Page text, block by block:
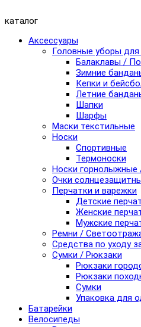
каталог
Аксессуары
Головные уборы
Балаклавы /
Зимние
Кепки и
Летние
Шапки
Шарфы
Маски текстильные
Носки
Спортивные
Термоноски
Носки горнолыжные
Очки
Перчатки и варежки
Детские
Женские
Мужские
Ремни /
Средства по уходу
Сумки / Рюкзаки
Рюкзаки
Рюкзаки
Сумки
Упаковка для
Батарейки
Велосипеды